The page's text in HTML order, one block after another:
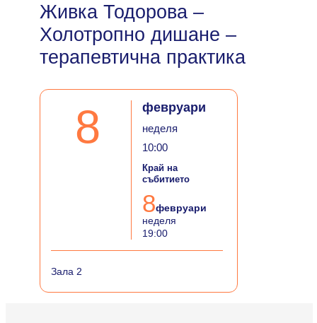
Живка Тодорова –
Холотропно дишане –
терапевтична практика
8 февруари
неделя
10:00
Край на
събитието
8февруари
неделя
19:00
Зала 2